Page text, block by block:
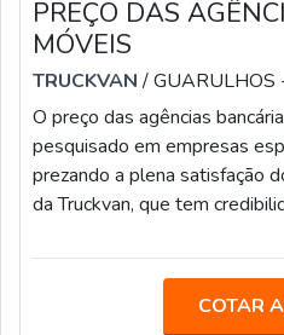
PREÇO DAS
MÓVEIS
TRUCKVAN/ GUARULHOS
O preço das agências
pesquisado em empresas
prezando a plena satisfação
da Truckvan, que tem
companhia desenvolve
unidades têm a vantagem de
COTAR